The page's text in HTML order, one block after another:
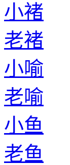
小褚
老褚
小喻
老喻
小鱼
老鱼